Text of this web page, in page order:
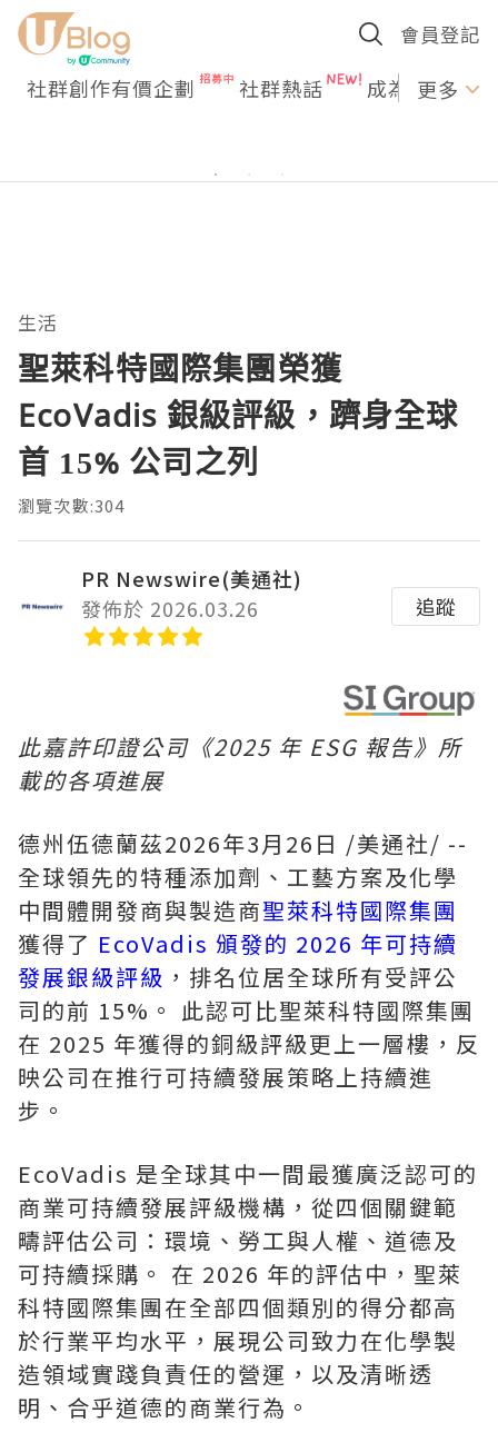
會員登記
社群創作有價企劃 社群熱話 成為U更多
生活
聖萊科特國際集團榮獲
EcoVadis 銀級評級，躋身全球
首 15% 公司之列
瀏覽次數:304
PR Newswire(美通社)
發佈於 2026.03.26
追蹤
此嘉許印證公司《2025 年 ESG 報告》所
載的各項進展
德州伍德蘭茲2026年3月26日 /美通社/ --
全球領先的特種添加劑、工藝方案及化學
中間體開發商與製造商聖萊科特國際集團
獲得了 EcoVadis 頒發的 2026 年可持續
發展銀級評級 ，排名位居全球所有受評公
司的前 15%。 此認可比聖萊科特國際集團
在 2025 年獲得的銅級評級更上一層樓，反
映公司在推行可持續發展策略上持續進
步。
EcoVadis 是全球其中一間最獲廣泛認可的
商業可持續發展評級機構，從四個關鍵範
疇評估公司：環境、勞工與人權、道德及
可持續採購。 在 2026 年的評估中，聖萊
科特國際集團在全部四個類別的得分都高
於行業平均水平，展現公司致力在化學製
造領域實踐負責任的營運，以及清晰透
明、合乎道德的商業行為。